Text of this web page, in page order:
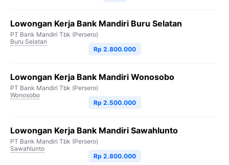
Lowongan Kerja Bank Mandiri Buru Selatan
PT Bank Mandiri Tbk (Persero)
Buru Selatan
Rp 2.800.000
Lowongan Kerja Bank Mandiri Wonosobo
PT Bank Mandiri Tbk (Persero)
Wonosobo
Rp 2.500.000
Lowongan Kerja Bank Mandiri Sawahlunto
PT Bank Mandiri Tbk (Persero)
Sawahlunto
Rp 2.800.000